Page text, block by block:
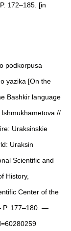
172–185. [in
podkorpusa
yazika [On the
Bashkir language
//
Uraksinskie
Uraksin
Scientific and
History,
Center of the
P. 177–180. —